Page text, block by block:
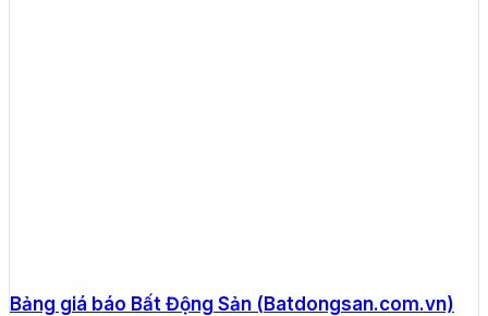
Bảng giá báo Bất Động Sản (Batdongsan.com.vn)